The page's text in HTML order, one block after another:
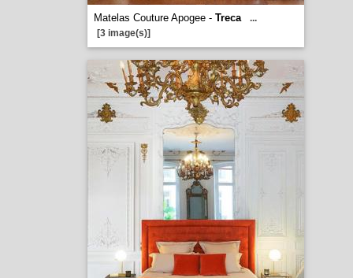
Matelas Couture Apogee - Treca
...
[3 image(s)]